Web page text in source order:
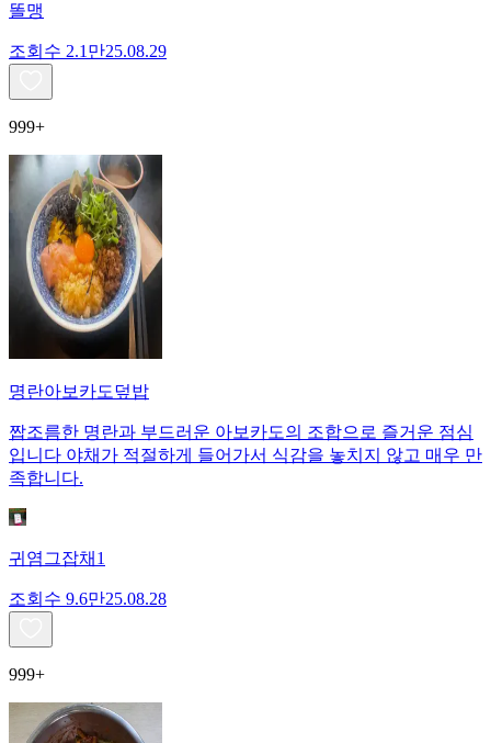
똘맹
조회수 2.1만25.08.29
999+
명란아보카도덮밥
짭조름한 명란과 부드러운 아보카도의 조합으로 즐거운 점심
입니다 야채가 적절하게 들어가서 식감을 놓치지 않고 매우 만
족합니다.
귀염그잡채1
조회수 9.6만25.08.28
999+